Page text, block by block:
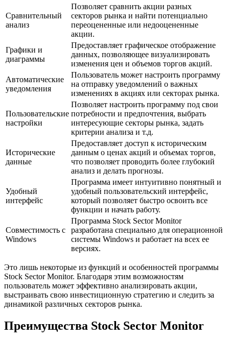
Сравнительный
анализ
Позволяет сравнить акции разных
секторов рынка и найти потенциально
переоцененные или недооцененные
акции.
Графики и
диаграммы
Предоставляет графическое отображение
данных, позволяющее визуализировать
изменения цен и объемов торгов акций.
Автоматические
уведомления
Пользователь может настроить программу
на отправку уведомлений о важных
изменениях в акциях или секторах рынка.
Пользовательские
настройки
Позволяет настроить программу под свои
потребности и предпочтения, выбрать
интересующие секторы рынка, задать
критерии анализа и т.д.
Исторические
данные
Предоставляет доступ к историческим
данным о ценах акций и объемах торгов,
что позволяет проводить более глубокий
анализ и делать прогнозы.
Удобный
интерфейс
Программа имеет интуитивно понятный и
удобный пользовательский интерфейс,
который позволяет быстро освоить все
функции и начать работу.
Совместимость с
Windows
Программа Stock Sector Monitor
разработана специально для операционной
системы Windows и работает на всех ее
версиях.
Это лишь некоторые из функций и особенностей программы
Stock Sector Monitor. Благодаря этим возможностям
пользователь может эффективно анализировать акции,
выстраивать свою инвестиционную стратегию и следить за
динамикой различных секторов рынка.
Преимущества Stock Sector Monitor